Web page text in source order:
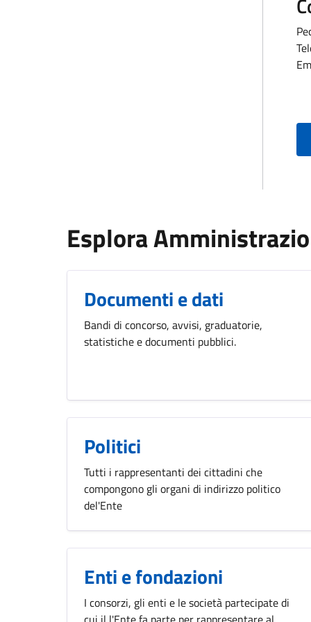
Esplora
Documenti e dati
Bandi di concorso, avvisi, graduatorie,
statistiche e documenti pubblici.
Politici
Tutti i rappresentanti dei cittadini che
compongono gli organi di indirizzo politico
del'Ente
Enti e fondazioni
I consorzi, gli enti e le società partecipate di